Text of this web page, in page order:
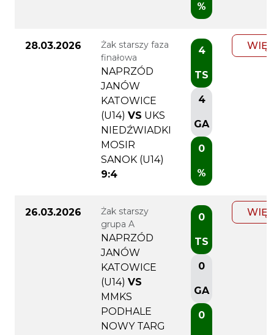
%
28.03.2026
Żak starszy faza
finałowa
NAPRZÓD
JANÓW
KATOWICE
(U14) VS UKS
NIEDŹWIADKI
MOSIR
SANOK (U14)
9:4
4
TS
4
GA
0
%
26.03.2026
Żak starszy
grupa A
NAPRZÓD
JANÓW
KATOWICE
(U14) VS
MMKS
PODHALE
NOWY TARG
0
TS
0
GA
0